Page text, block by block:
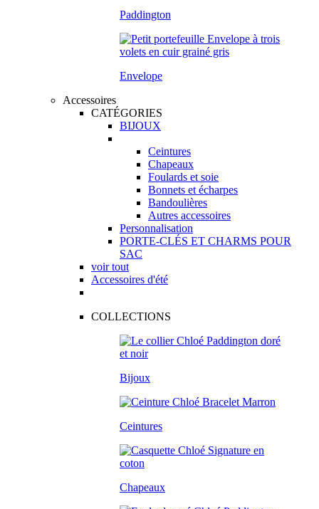
Paddington
Envelope
Accessoires
CATÉGORIES
BIJOUX
Ceintures
Chapeaux
Foulards et soie
Bonnets et écharpes
Bandoulières
Autres accessoires
Personnalisation
PORTE-CLÉS ET CHARMS POUR
SAC
voir tout
Accessoires d'été
COLLECTIONS
Bijoux
Ceintures
Chapeaux